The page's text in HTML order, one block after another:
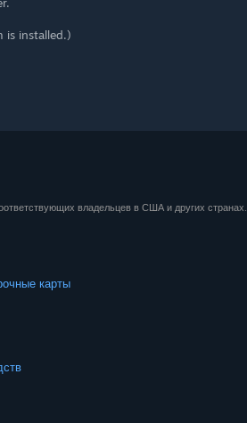
is installed.)
владельцев в США и других странах.
карты